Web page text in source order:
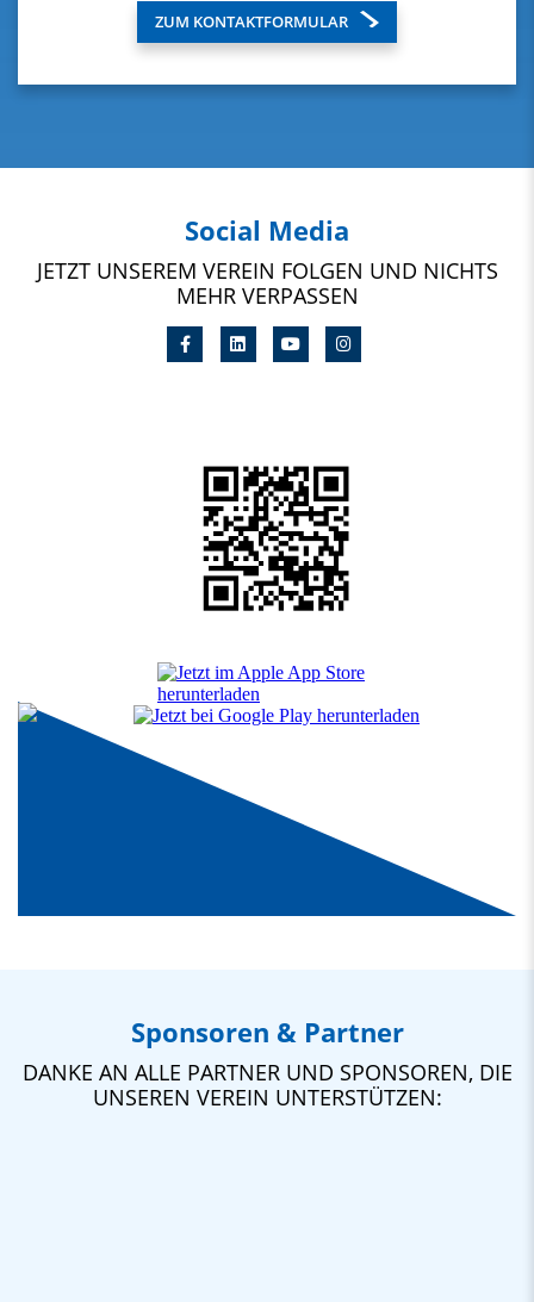
ZUM KONTAKTFORMULAR
Social Media
JETZT UNSEREM VEREIN FOLGEN UND NICHTS
MEHR VERPASSEN
Sponsoren & Partner
DANKE AN ALLE PARTNER UND SPONSOREN, DIE
UNSEREN VEREIN UNTERSTÜTZEN: